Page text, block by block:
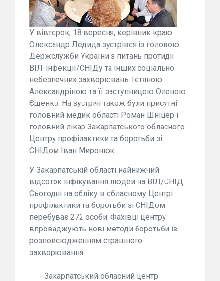
У вівторок, 18 вересня, керівник краю
Олександр Ледида зустрівся із головою
Держслужби України з питань протидії
ВІЛ-інфекції/СНІДу та інших соціально
небезпечних захворювань Тетяною
Александріною та її заступницею Оленою
Єщенко. На зустрічі також були присутні
головний медик області Роман Шніцер і
головний лікар Закарпатського обласного
Центру профілактики та боротьби зі
СНІДом Іван Миронюк.
У Закарпатській області найнижчий
відсоток інфікування людей на ВІЛ/СНІД.
Сьогодні на обліку в обласному Центрі
профілактики та боротьби зі СНІДом
перебуває 272 особи. Фахівці центру
впроваджують нові методи боротьби із
розповсюдженням страшного
захворювання.
- Закарпатський обласний центр